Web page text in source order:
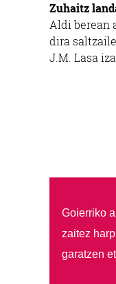
Zuhaitz
Aldi berean
dira
J.M. Lasa
Goierriko
zaitez
garatzen